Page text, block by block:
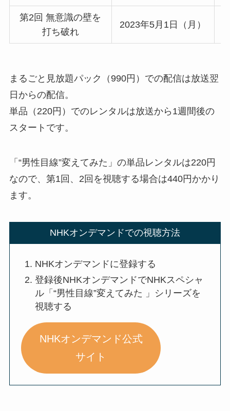
第2回 無意識の壁を
打ち破れ
2023年5月1日（月）
まるごと見放題パック（990円）での配信は放送翌
日からの配信。
単品（220円）でのレンタルは放送から1週間後の
スタートです。
「“男性目線”変えてみた」の単品レンタルは220円
なので、第1回、2回を視聴する場合は440円かかり
ます。
NHKオンデマンドでの視聴方法
NHKオンデマンドに登録する
登録後NHKオンデマンドでNHKスペシャ
ル「“男性目線”変えてみた 」シリーズを
視聴する
NHKオンデマンド公式
サイト